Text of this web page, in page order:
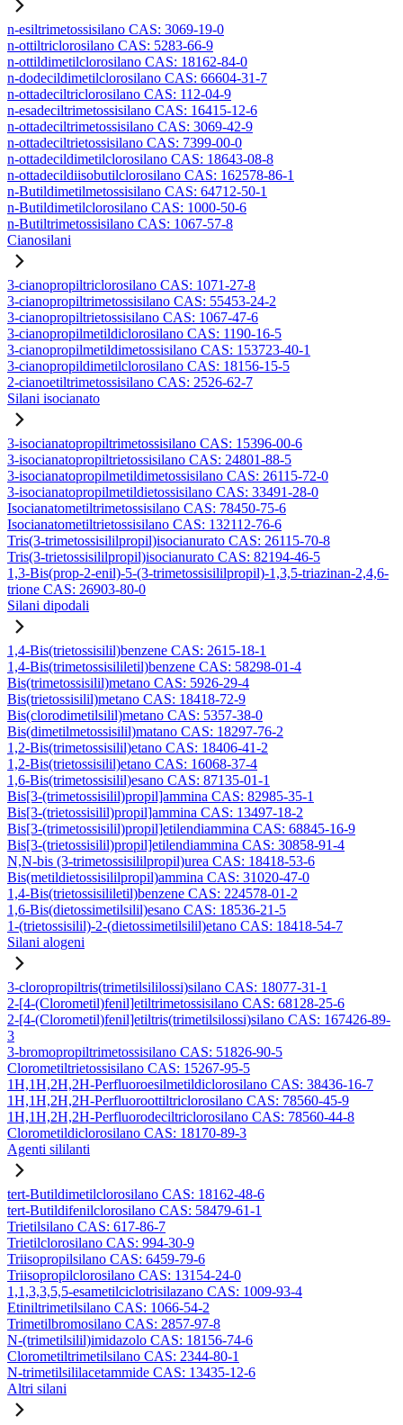
n-esiltrimetossisilano CAS: 3069-19-0
n-ottiltriclorosilano CAS: 5283-66-9
n-ottildimetilclorosilano CAS: 18162-84-0
n-dodecildimetilclorosilano CAS: 66604-31-7
n-ottadeciltriclorosilano CAS: 112-04-9
n-esadeciltrimetossisilano CAS: 16415-12-6
n-ottadeciltrimetossisilano CAS: 3069-42-9
n-ottadeciltrietossisilano CAS: 7399-00-0
n-ottadecildimetilclorosilano CAS: 18643-08-8
n-ottadecildiisobutilclorosilano CAS: 162578-86-1
n-Butildimetilmetossisilano CAS: 64712-50-1
n-Butildimetilclorosilano CAS: 1000-50-6
n-Butiltrimetossisilano CAS: 1067-57-8
Cianosilani
3-cianopropiltriclorosilano CAS: 1071-27-8
3-cianopropiltrimetossisilano CAS: 55453-24-2
3-cianopropiltrietossisilano CAS: 1067-47-6
3-cianopropilmetildiclorosilano CAS: 1190-16-5
3-cianopropilmetildimetossisilano CAS: 153723-40-1
3-cianopropildimetilclorosilano CAS: 18156-15-5
2-cianoetiltrimetossisilano CAS: 2526-62-7
Silani isocianato
3-isocianatopropiltrimetossisilano CAS: 15396-00-6
3-isocianatopropiltrietossisilano CAS: 24801-88-5
3-isocianatopropilmetildimetossisilano CAS: 26115-72-0
3-isocianatopropilmetildietossisilano CAS: 33491-28-0
Isocianatometiltrimetossisilano CAS: 78450-75-6
Isocianatometiltrietossisilano CAS: 132112-76-6
Tris(3-trimetossisililpropil)isocianurato CAS: 26115-70-8
Tris(3-trietossisililpropil)isocianurato CAS: 82194-46-5
1,3-Bis(prop-2-enil)-5-(3-trimetossisililpropil)-1,3,5-triazinan-2,4,6-
trione CAS: 26903-80-0
Silani dipodali
1,4-Bis(trietossisilil)benzene CAS: 2615-18-1
1,4-Bis(trimetossisililetil)benzene CAS: 58298-01-4
Bis(trimetossisilil)metano CAS: 5926-29-4
Bis(trietossisilil)metano CAS: 18418-72-9
Bis(clorodimetilsilil)metano CAS: 5357-38-0
Bis(dimetilmetossisilil)matano CAS: 18297-76-2
1,2-Bis(trimetossisilil)etano CAS: 18406-41-2
1,2-Bis(trietossisilil)etano CAS: 16068-37-4
1,6-Bis(trimetossisilil)esano CAS: 87135-01-1
Bis[3-(trimetossisilil)propil]ammina CAS: 82985-35-1
Bis[3-(trietossisilil)propil]ammina CAS: 13497-18-2
Bis[3-(trimetossisilil)propil]etilendiammina CAS: 68845-16-9
Bis[3-(trietossisilil)propil]etilendiammina CAS: 30858-91-4
N,N-bis (3-trimetossisililpropil)urea CAS: 18418-53-6
Bis(metildietossisililpropil)ammina CAS: 31020-47-0
1,4-Bis(trietossisililetil)benzene CAS: 224578-01-2
1,6-Bis(dietossimetilsilil)esano CAS: 18536-21-5
1-(trietossisilil)-2-(dietossimetilsilil)etano CAS: 18418-54-7
Silani alogeni
3-cloropropiltris(trimetilsililossi)silano CAS: 18077-31-1
2-[4-(Clorometil)fenil]etiltrimetossisilano CAS: 68128-25-6
2-[4-(Clorometil)fenil]etiltris(trimetilsilossi)silano CAS: 167426-89-
3
3-bromopropiltrimetossisilano CAS: 51826-90-5
Clorometiltrietossisilano CAS: 15267-95-5
1H,1H,2H,2H-Perfluoroesilmetildiclorosilano CAS: 38436-16-7
1H,1H,2H,2H-Perfluoroottiltriclorosilano CAS: 78560-45-9
1H,1H,2H,2H-Perfluorodeciltriclorosilano CAS: 78560-44-8
Clorometildiclorosilano CAS: 18170-89-3
Agenti sililanti
tert-Butildimetilclorosilano CAS: 18162-48-6
tert-Butildifenilclorosilano CAS: 58479-61-1
Trietilsilano CAS: 617-86-7
Trietilclorosilano CAS: 994-30-9
Triisopropilsilano CAS: 6459-79-6
Triisopropilclorosilano CAS: 13154-24-0
1,1,3,3,5,5-esametilciclotrisilazano CAS: 1009-93-4
Etiniltrimetilsilano CAS: 1066-54-2
Trimetilbromosilano CAS: 2857-97-8
N-(trimetilsilil)imidazolo CAS: 18156-74-6
Clorometiltrimetilsilano CAS: 2344-80-1
N-trimetilsililacetammide CAS: 13435-12-6
Altri silani